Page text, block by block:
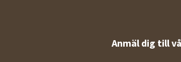
Anmäl dig till